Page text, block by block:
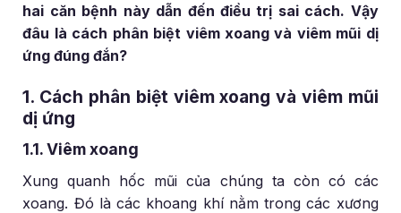
hai căn bệnh này dẫn đến điều trị sai cách. Vậy
đâu là cách phân biệt viêm xoang và viêm mũi dị
ứng đúng đắn?
1. Cách phân biệt viêm xoang và viêm mũi
dị ứng
1.1. Viêm xoang
Xung quanh hốc mũi của chúng ta còn có các
xoang. Đó là các khoang khí nằm trong các xương